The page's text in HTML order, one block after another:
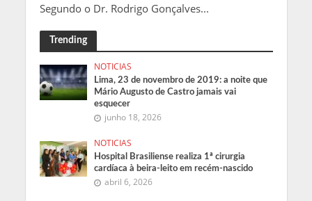
Segundo o Dr. Rodrigo Gonçalves...
Trending
NOTICIAS
Lima, 23 de novembro de 2019: a noite que
Mário Augusto de Castro jamais vai
esquecer
junho 18, 2026
NOTICIAS
Hospital Brasiliense realiza 1ª cirurgia
cardíaca à beira-leito em recém-nascido
abril 6, 2026